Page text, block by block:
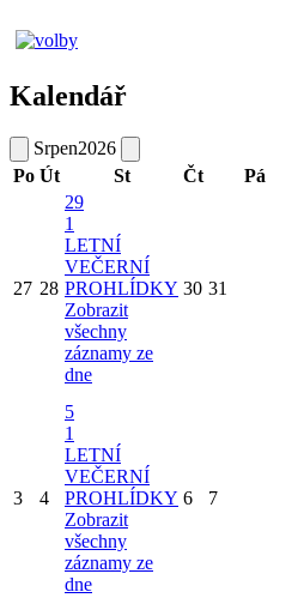
Kalendář
Srpen2026
Po Út St Čt Pá
27 28
29
1
LETNÍ
VEČERNÍ
PROHLÍDKY
Zobrazit
všechny
záznamy ze
dne
30 31
3 4
5
1
LETNÍ
VEČERNÍ
PROHLÍDKY
Zobrazit
všechny
záznamy ze
dne
6 7